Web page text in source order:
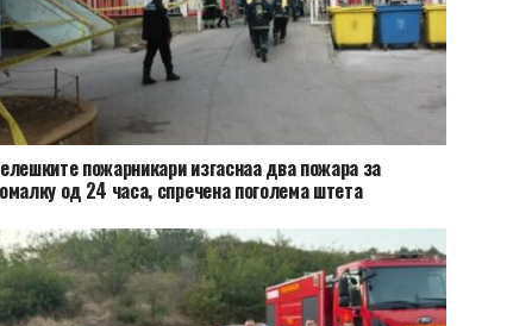
пожарникари изгаснаа два пожара за
од 24 часа, спречена поголема штета